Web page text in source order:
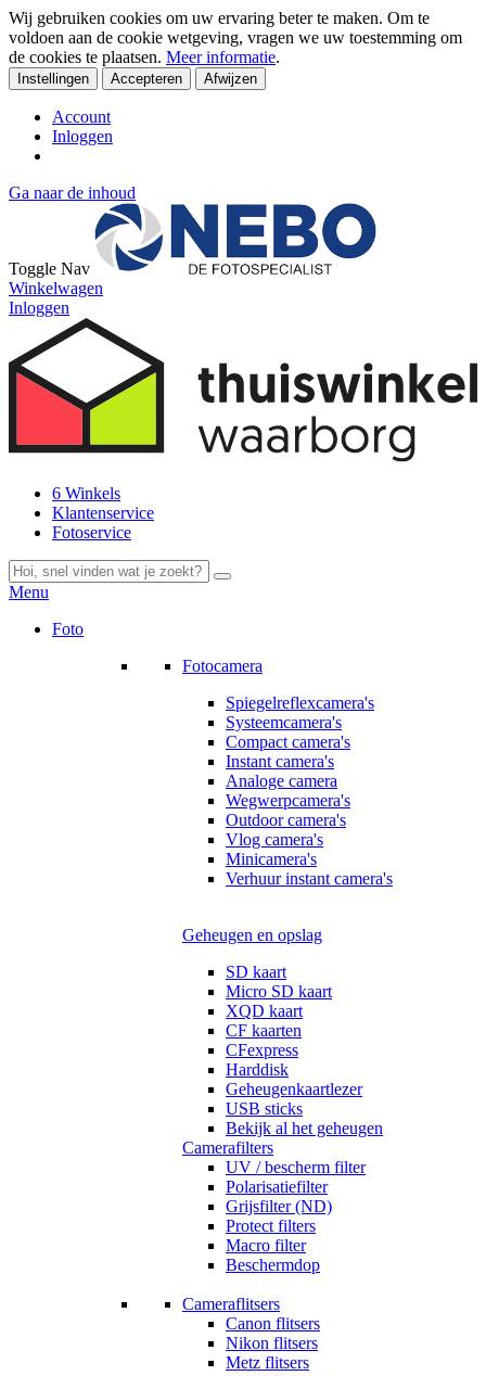
Wij gebruiken cookies om uw ervaring beter te maken. Om te
voldoen aan de cookie wetgeving, vragen we uw toestemming om
de cookies te plaatsen. Meer informatie.
Instellingen Accepteren Afwijzen
Account
Inloggen
Ga naar de inhoud
Toggle Nav
Winkelwagen
Inloggen
6 Winkels
Klantenservice
Fotoservice
Menu
Foto
Fotocamera
Spiegelreflexcamera's
Systeemcamera's
Compact camera's
Instant camera's
Analoge camera
Wegwerpcamera's
Outdoor camera's
Vlog camera's
Minicamera's
Verhuur instant camera's
Geheugen en opslag
SD kaart
Micro SD kaart
XQD kaart
CF kaarten
CFexpress
Harddisk
Geheugenkaartlezer
USB sticks
Bekijk al het geheugen
Camerafilters
UV / bescherm filter
Polarisatiefilter
Grijsfilter (ND)
Protect filters
Macro filter
Beschermdop
Cameraflitsers
Canon flitsers
Nikon flitsers
Metz flitsers